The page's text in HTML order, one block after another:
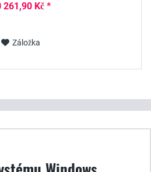
261,90 Kč *
Záložka